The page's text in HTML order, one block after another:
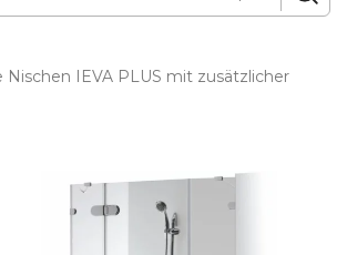
Nischen IEVA PLUS mit zusätzlicher